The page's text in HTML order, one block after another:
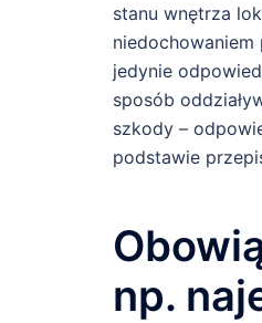
stanu wnętrza
jedynie
sposób
szkody –
podstawie
np.